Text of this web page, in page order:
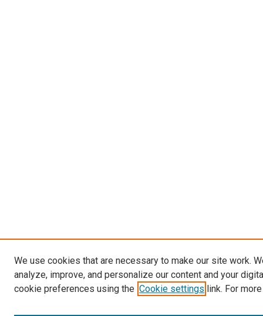
We use cookies that are necessary to make our site work.
analyze, improve, and personalize our content and your
cookie preferences using the Cookie settings link. For